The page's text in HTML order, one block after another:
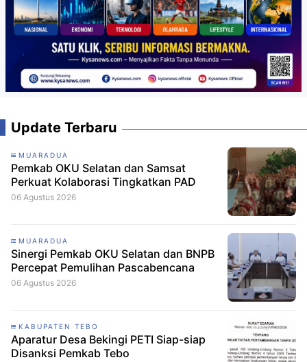
Update Terbaru
MUARADUA
Pemkab OKU Selatan dan Samsat
Perkuat Kolaborasi Tingkatkan PAD
06 Agustus 2026
MUARADUA
Sinergi Pemkab OKU Selatan dan BNPB
Percepat Pemulihan Pascabencana
06 Agustus 2026
KABUPATEN TEBO
Aparatur Desa Bekingi PETI Siap-siap
Disanksi Pemkab Tebo